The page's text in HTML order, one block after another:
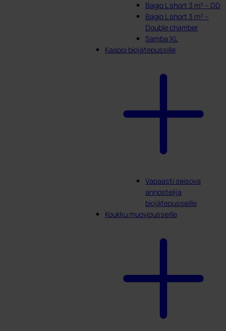
Bagio L short 3 m³ – DD
Bagio L short 3 m³ –
Double chamber
Samba XL
Kaappi biojätepussille
Vapaasti seisova
annostelija
biojätepusseille
Koukku muovipusseille